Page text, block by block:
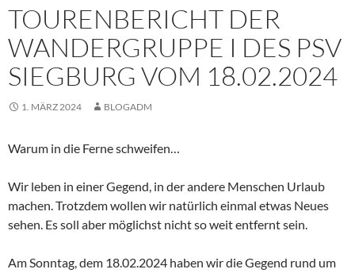
TOURENBERICHT DER
WANDERGRUPPE I DES PSV
SIEGBURG VOM 18.02.2024
1. MÄRZ 2024 BLOGADM
Warum in die Ferne schweifen…
Wir leben in einer Gegend, in der andere Menschen Urlaub
machen. Trotzdem wollen wir natürlich einmal etwas Neues
sehen. Es soll aber möglichst nicht so weit entfernt sein.
Am Sonntag, dem 18.02.2024 haben wir die Gegend rund um